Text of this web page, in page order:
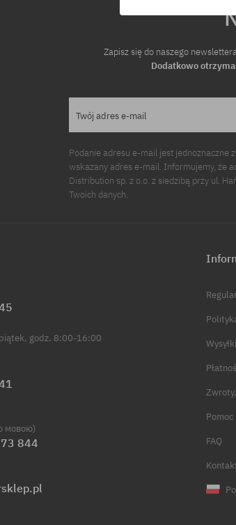
Zapisz się do naszego
Dodatkowo
Twój adres e-mail
Podanie adresu e-mail jest jednoznaczne
wskazany adres e-mail. Informujemy, że
Distribution sp. z o.o. z siedzibą przy ul.
Twoich danych.
godz. 8:00-16:00
мовою)
844
Pomoc
FAQ